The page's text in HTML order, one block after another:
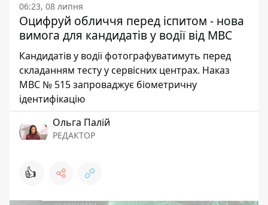
06:23, 08 липня
Оцифруй обличчя перед іспитом - нова
вимога для кандидатів у водії від МВС
Кандидатів у водії фотографуватимуть перед
складанням тесту у сервісних центрах. Наказ
МВС № 515 запроваджує біометричну
ідентифікацію
Ольга Палій
РЕДАКТОР
👍